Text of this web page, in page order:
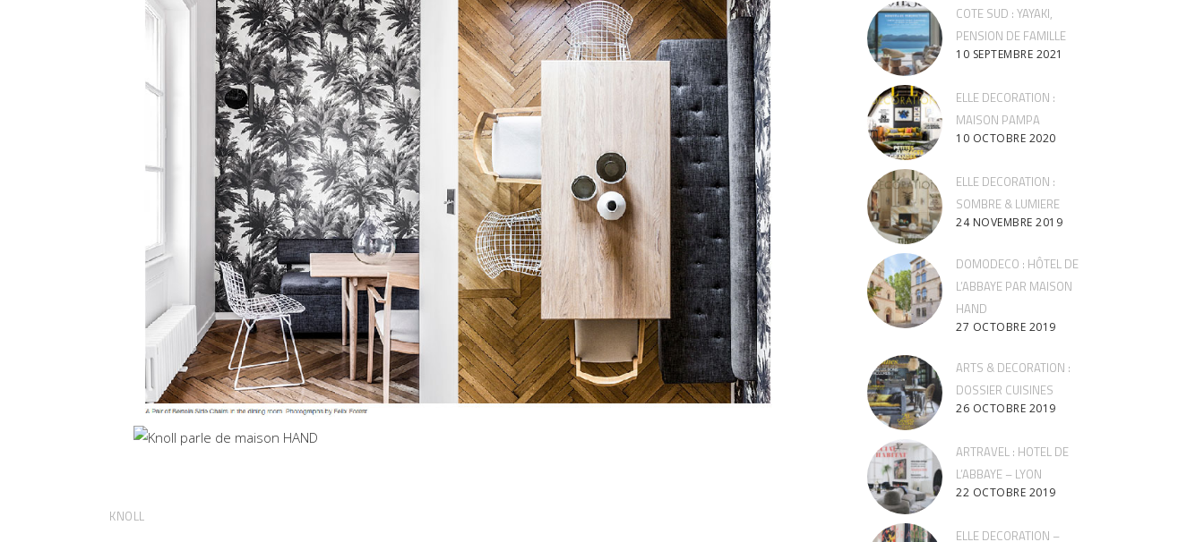
KNOLL
COTE SUD : YAYAKI,
PENSION DE FAMILLE
10 SEPTEMBRE 2021
ELLE DECORATION :
MAISON PAMPA
10 OCTOBRE 2020
ELLE DECORATION :
SOMBRE & LUMIERE
24 NOVEMBRE 2019
DOMODECO : HÔTEL DE
L’ABBAYE PAR MAISON
HAND
27 OCTOBRE 2019
ARTS & DECORATION :
DOSSIER CUISINES
26 OCTOBRE 2019
ARTRAVEL : HOTEL DE
L’ABBAYE – LYON
22 OCTOBRE 2019
ELLE DECORATION –